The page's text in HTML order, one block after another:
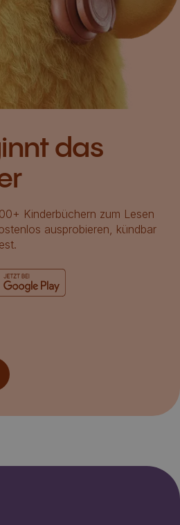
das
Kinderbüchern zum Lesen
ausprobieren, kündbar